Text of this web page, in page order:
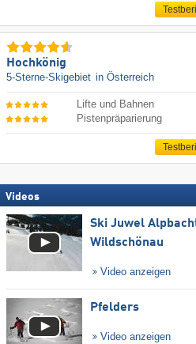
Hochkönig
5-Sterne-Skigebiet in Österreich
Lifte und Bahnen
Pistenpräparierung
Videos
Ski Juwel
Wildschönau
Video anzeigen
Pfelders
Video anzeigen